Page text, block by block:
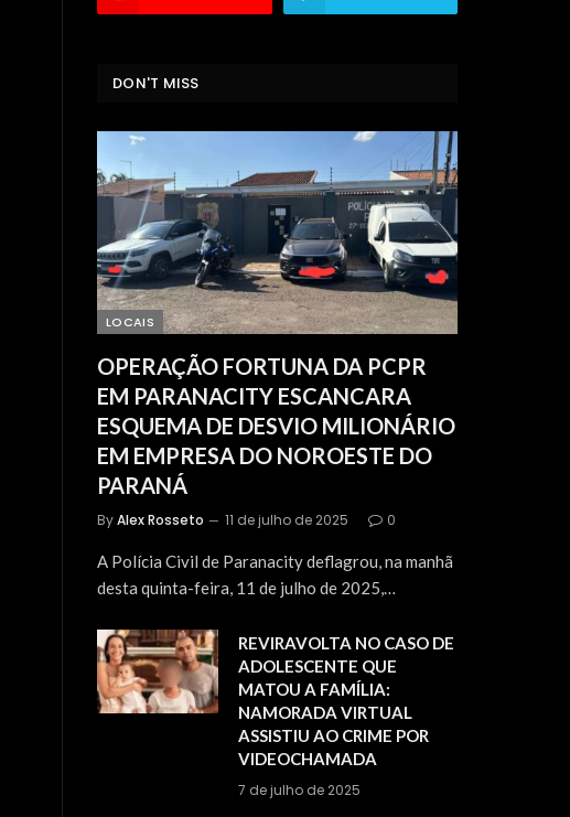
DON'T MISS
LOCAIS
OPERAÇÃO FORTUNA DA PCPR
EM PARANACITY ESCANCARA
ESQUEMA DE DESVIO MILIONÁRIO
EM EMPRESA DO NOROESTE DO
PARANÁ
ByAlex Rosseto 11 de julho de 2025 0
A Polícia Civil de Paranacity deflagrou, na manhã
desta quinta-feira, 11 de julho de 2025,…
REVIRAVOLTA NO CASO DE
ADOLESCENTE QUE
MATOU A FAMÍLIA:
NAMORADA VIRTUAL
ASSISTIU AO CRIME POR
VIDEOCHAMADA
7 de julho de 2025